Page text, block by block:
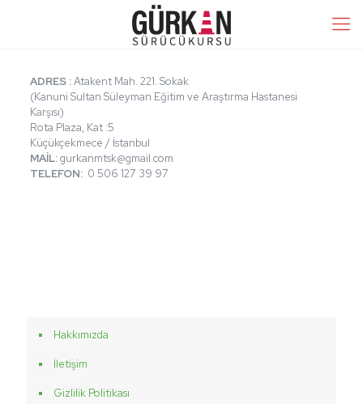
ADRES :Atakent Mah. 221. Sokak
(Kanuni Sultan Süleyman Eğitim ve Araştırma Hastanesi
Karşısı)
Rota Plaza, Kat :5
Küçükçekmece / İstanbul
MAİL:gurkanmtsk@gmail.com
TELEFON: 0 506 127 39 97
Hakkımızda
İletişim
Gizlilik Politikası